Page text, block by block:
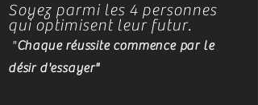
Soyez parmi les 4 personnes
qui optimisent leur futur.
"Chaque réussite commence par le
désir d'essayer"